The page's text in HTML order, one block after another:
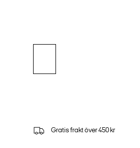
Gratis frakt över 450 kr